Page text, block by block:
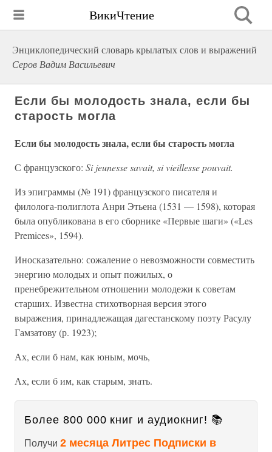
ВикиЧтение
Энциклопедический словарь крылатых слов и выражений
Серов Вадим Васильевич
Если бы молодость знала, если бы
старость могла
Если бы молодость знала, если бы старость могла
С французского: Si jeunesse savait, si vieillesse pouvait.
Из эпиграммы (№ 191) французского писателя и
филолога-полиглота Анри Этьена (1531 — 1598), которая
была опубликована в его сборнике «Первые шаги» («Les
Premices», 1594).
Иносказательно: сожаление о невозможности совместить
энергию молодых и опыт пожилых, о
пренебрежительном отношении молодежи к советам
старших. Известна стихотворная версия этого
выражения, принадлежащая дагестанскому поэту Расулу
Гамзатову (р. 1923);
Ах, если б нам, как юным, мочь,
Ах, если б им, как старым, знать.
Более 800 000 книг и аудиокниг! 📚
Получи 2 месяца Литрес Подписки в